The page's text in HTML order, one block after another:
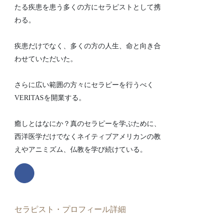
たる疾患を患う多くの方にセラピストとして携
わる。
疾患だけでなく、多くの方の人生、命と向き合
わせていただいた。
さらに広い範囲の方々にセラピーを行うべく
VERITASを開業する。
癒しとはなにか？真のセラピーを学ぶために、
西洋医学だけでなくネイティブアメリカンの教
えやアニミズム、仏教を学び続けている。
セラピスト・プロフィール詳細